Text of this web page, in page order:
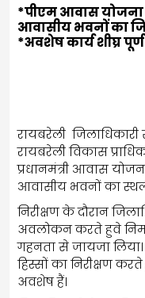
*पीएम आवास योजना
आवासीय भवनों का
*अवशेष कार्य शीघ्र
रायबरेली जिलाधिकारी
रायबरेली विकास
प्रधानमंत्री आवास
आवासीय भवनों का
निरीक्षण के दौरान
अवलोकन करते हुवे
गहनता से जायजा
हिस्सों का निरीक्षण
अवशेष हैं।